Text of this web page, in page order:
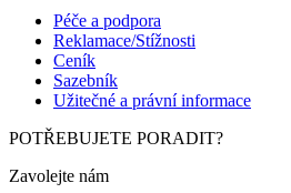
Péče a podpora
Reklamace/Stížnosti
Ceník
Sazebník
Užitečné a právní informace
POTŘEBUJETE PORADIT?
Zavolejte nám